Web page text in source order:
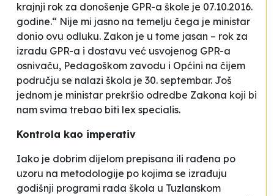
krajnji rok za donošenje GPR-a škole je 07.10.2016.
godine.“ Nije mi jasno na temelju čega je ministar
donio ovu odluku. Zakon je u tome jasan – rok za
izradu GPR-a i dostavu već usvojenog GPR-a
osnivaču, Pedagoškom zavodu i Općini na čijem
području se nalazi škola je 30. septembar. Još
jednom je ministar prekršio odredbe Zakona koji bi
nam svima trebao biti lex specialis.
Kontrola kao imperativ
Iako je dobrim dijelom prepisana ili rađena po
uzoru na metodologije po kojima se izrađuju
godišnji programi rada škola u Tuzlanskom